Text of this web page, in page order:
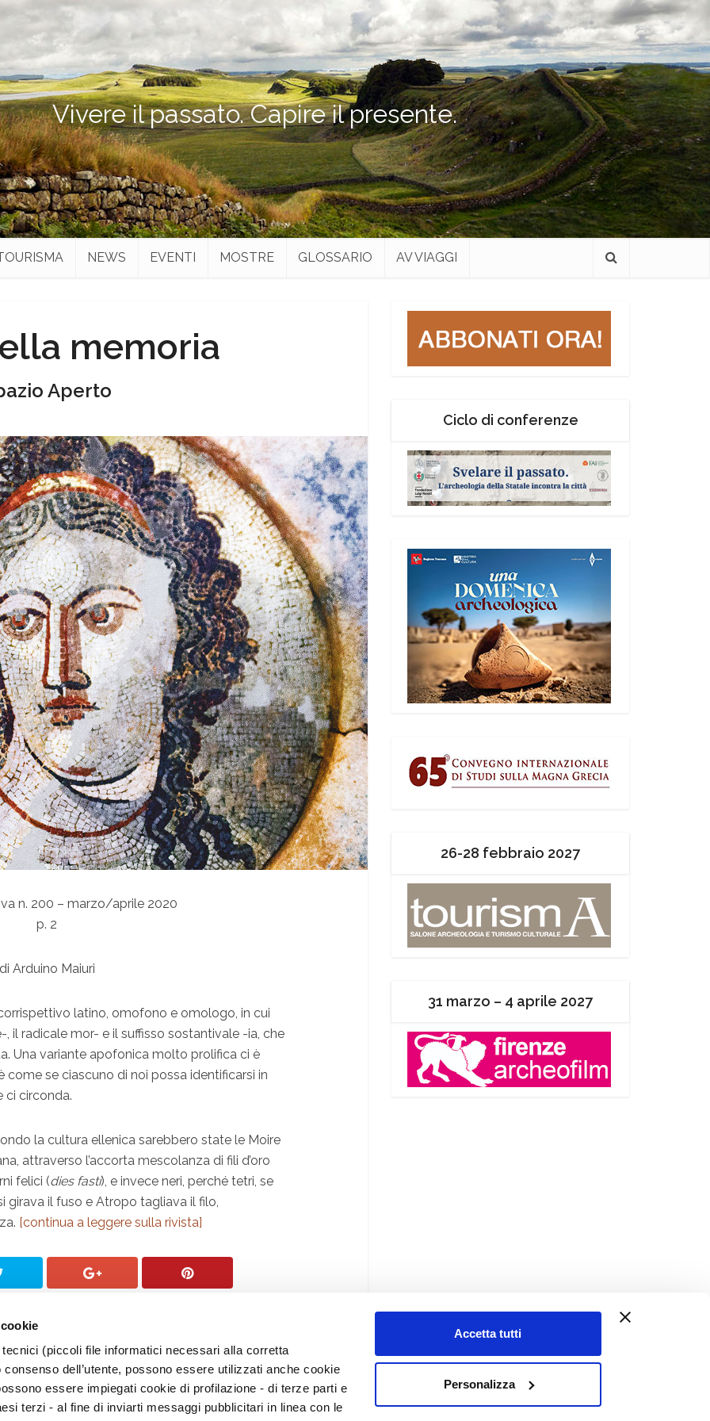
(piccoli file informatici necessari alla corretta
dell’utente, possono essere utilizzati anche cookie
essere impiegati cookie di profilazione - di terze parti e
terzi - al fine di inviarti messaggi pubblicitari in linea con le
Accetta tutti
Personalizza
Vivere il passato. Capire il presente.
NEWS EVENTI MOSTRE GLOSSARIO AV VIAGGI
memoria
Aperto
n. 200 – marzo/aprile 2020
p. 2
Arduino Maiuri
latino, omofono e omologo, in cui
il radicale mor- e il suffisso sostantivale -ia, che
Una variante apofonica molto prolifica ci è
è come se ciascuno di noi possa identificarsi in
ci circonda.
la cultura ellenica sarebbero state le Moire
attraverso l’accorta mescolanza di fili d’oro
felici (dies fasti), e invece neri, perché tetri, se
girava il fuso e Atropo tagliava il filo,
[continua a leggere sulla rivista]
Ciclo di conferenze
26-28 febbraio 2027
31 marzo – 4 aprile 2027
Chi siamo